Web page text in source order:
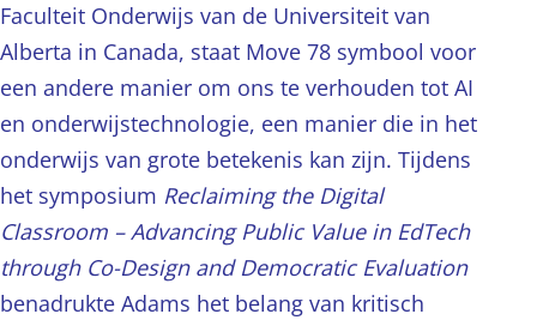
Faculteit Onderwijs van de Universiteit van
Alberta in Canada, staat Move 78 symbool voor
een andere manier om ons te verhouden tot AI
en onderwijstechnologie, een manier die in het
onderwijs van grote betekenis kan zijn. Tijdens
het symposium Reclaiming the Digital
Classroom – Advancing Public Value in EdTech
through Co-Design and Democratic Evaluation
benadrukte Adams het belang van kritisch